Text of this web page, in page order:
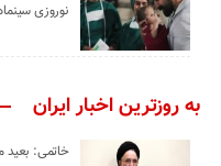
نوروزی
به روزترین اخبار ایران
خاتمی: بعید